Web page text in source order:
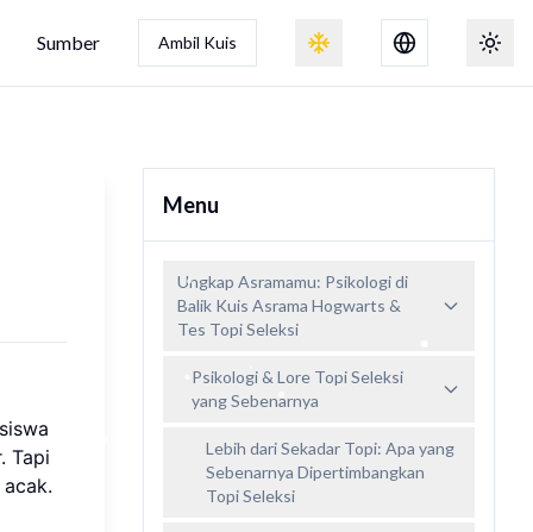
Sumber Ambil Kuis Alihkan efek salju
Tapi
Menu
Ungkap Asramamu: Psikologi di
Balik Kuis Asrama Hogwarts &
Tes Topi Seleksi
Psikologi & Lore Topi Seleksi
yang Sebenarnya
Lebih dari Sekadar Topi: Apa yang
Sebenarnya Dipertimbangkan
Topi Seleksi